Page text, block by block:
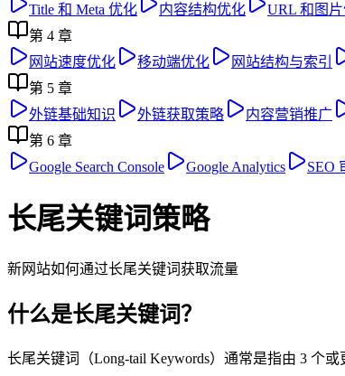
Title 和 Meta 优化
内容结构优化 URL 和图
第 4 章
网站速度优化
移动端优化 网站结构与索引
第 5 章
外链基础知识
外链获取策略 内容营销推广
第 6 章
Google Search Console
Google Analytics SEO
长尾关键词策略
新网站如何通过长尾关键词获取流量
什么是长尾关键词？
长尾关键词（Long-tail Keywords）通常是指由 3 个